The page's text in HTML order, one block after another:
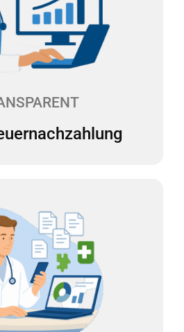
sind der
Wir erstellen
eine Steuerhochrechnung
Steuervorauszahlungen
fällig werden.
abgeben
digital in unsere Web-App
den Rest. Alles bleibt
einem Ort. Wir erstellen Ihre
Ein Dashboard zeigt Ihnen